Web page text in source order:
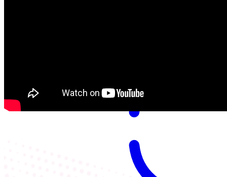
Mantelzorgondersteuning